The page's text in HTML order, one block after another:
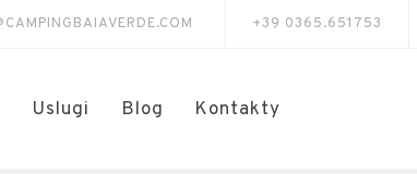
+39 0365.651753
Uslugi Blog Kontakty